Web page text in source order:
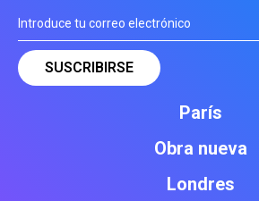
París
Obra nueva
Londres